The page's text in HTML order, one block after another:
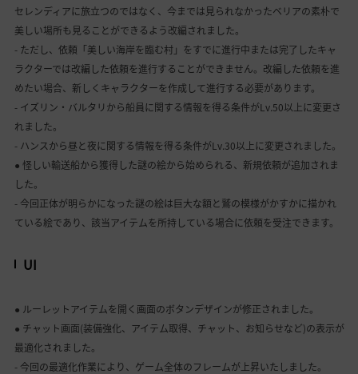
セレンディアに旅立つのではなく、今までは見られなかったベリアの素朴で
美しい場所も見ることができるよう改編されました。
- ただし、依頼「美しい海岸を臨む村」をすでに進行中または完了したキャ
ラクターでは改編した依頼を進行することができません。改編した依頼を進
めたい場合、新しくキャラクターを作成して進行する必要があります。
- イズリン・バルタリから船員に関する情報を得る条件がLv.50以上に変更さ
れました。
- ハンスから昼と夜に関する情報を得る条件がLv.30以上に変更されました。
● 怪しい輸送船から獲得した謎の絵から始められる、新規依頼が追加されま
した。
- 今回正体が明らかになった謎の絵は巨大な額と鷲の模様がかすかに描かれ
ている絵であり、該当アイテムを所持している場合に依頼を受注できます。
UI
● ルーレットアイテムを開く画面のボタンデザインが修正されました。
● チャット画面(装備強化、アイテム取得、チャット、お知らせなど)の表示が
最適化されました。
- 今回の最適化作業により、ゲーム全体のフレームが上昇いたしました。